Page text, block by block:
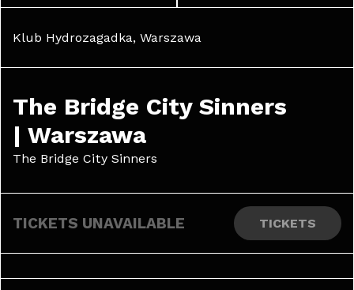
Klub Hydrozagadka, Warszawa
The Bridge City Sinners
| Warszawa
The Bridge City Sinners
TICKETS UNAVAILABLE TICKETS